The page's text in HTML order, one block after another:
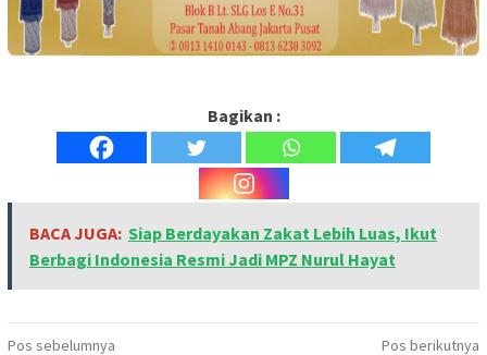
Bagikan :
BACA JUGA: Siap Berdayakan Zakat Lebih Luas, Ikut
Berbagi Indonesia Resmi Jadi MPZ Nurul Hayat
Pos sebelumnya
Pos berikutnya